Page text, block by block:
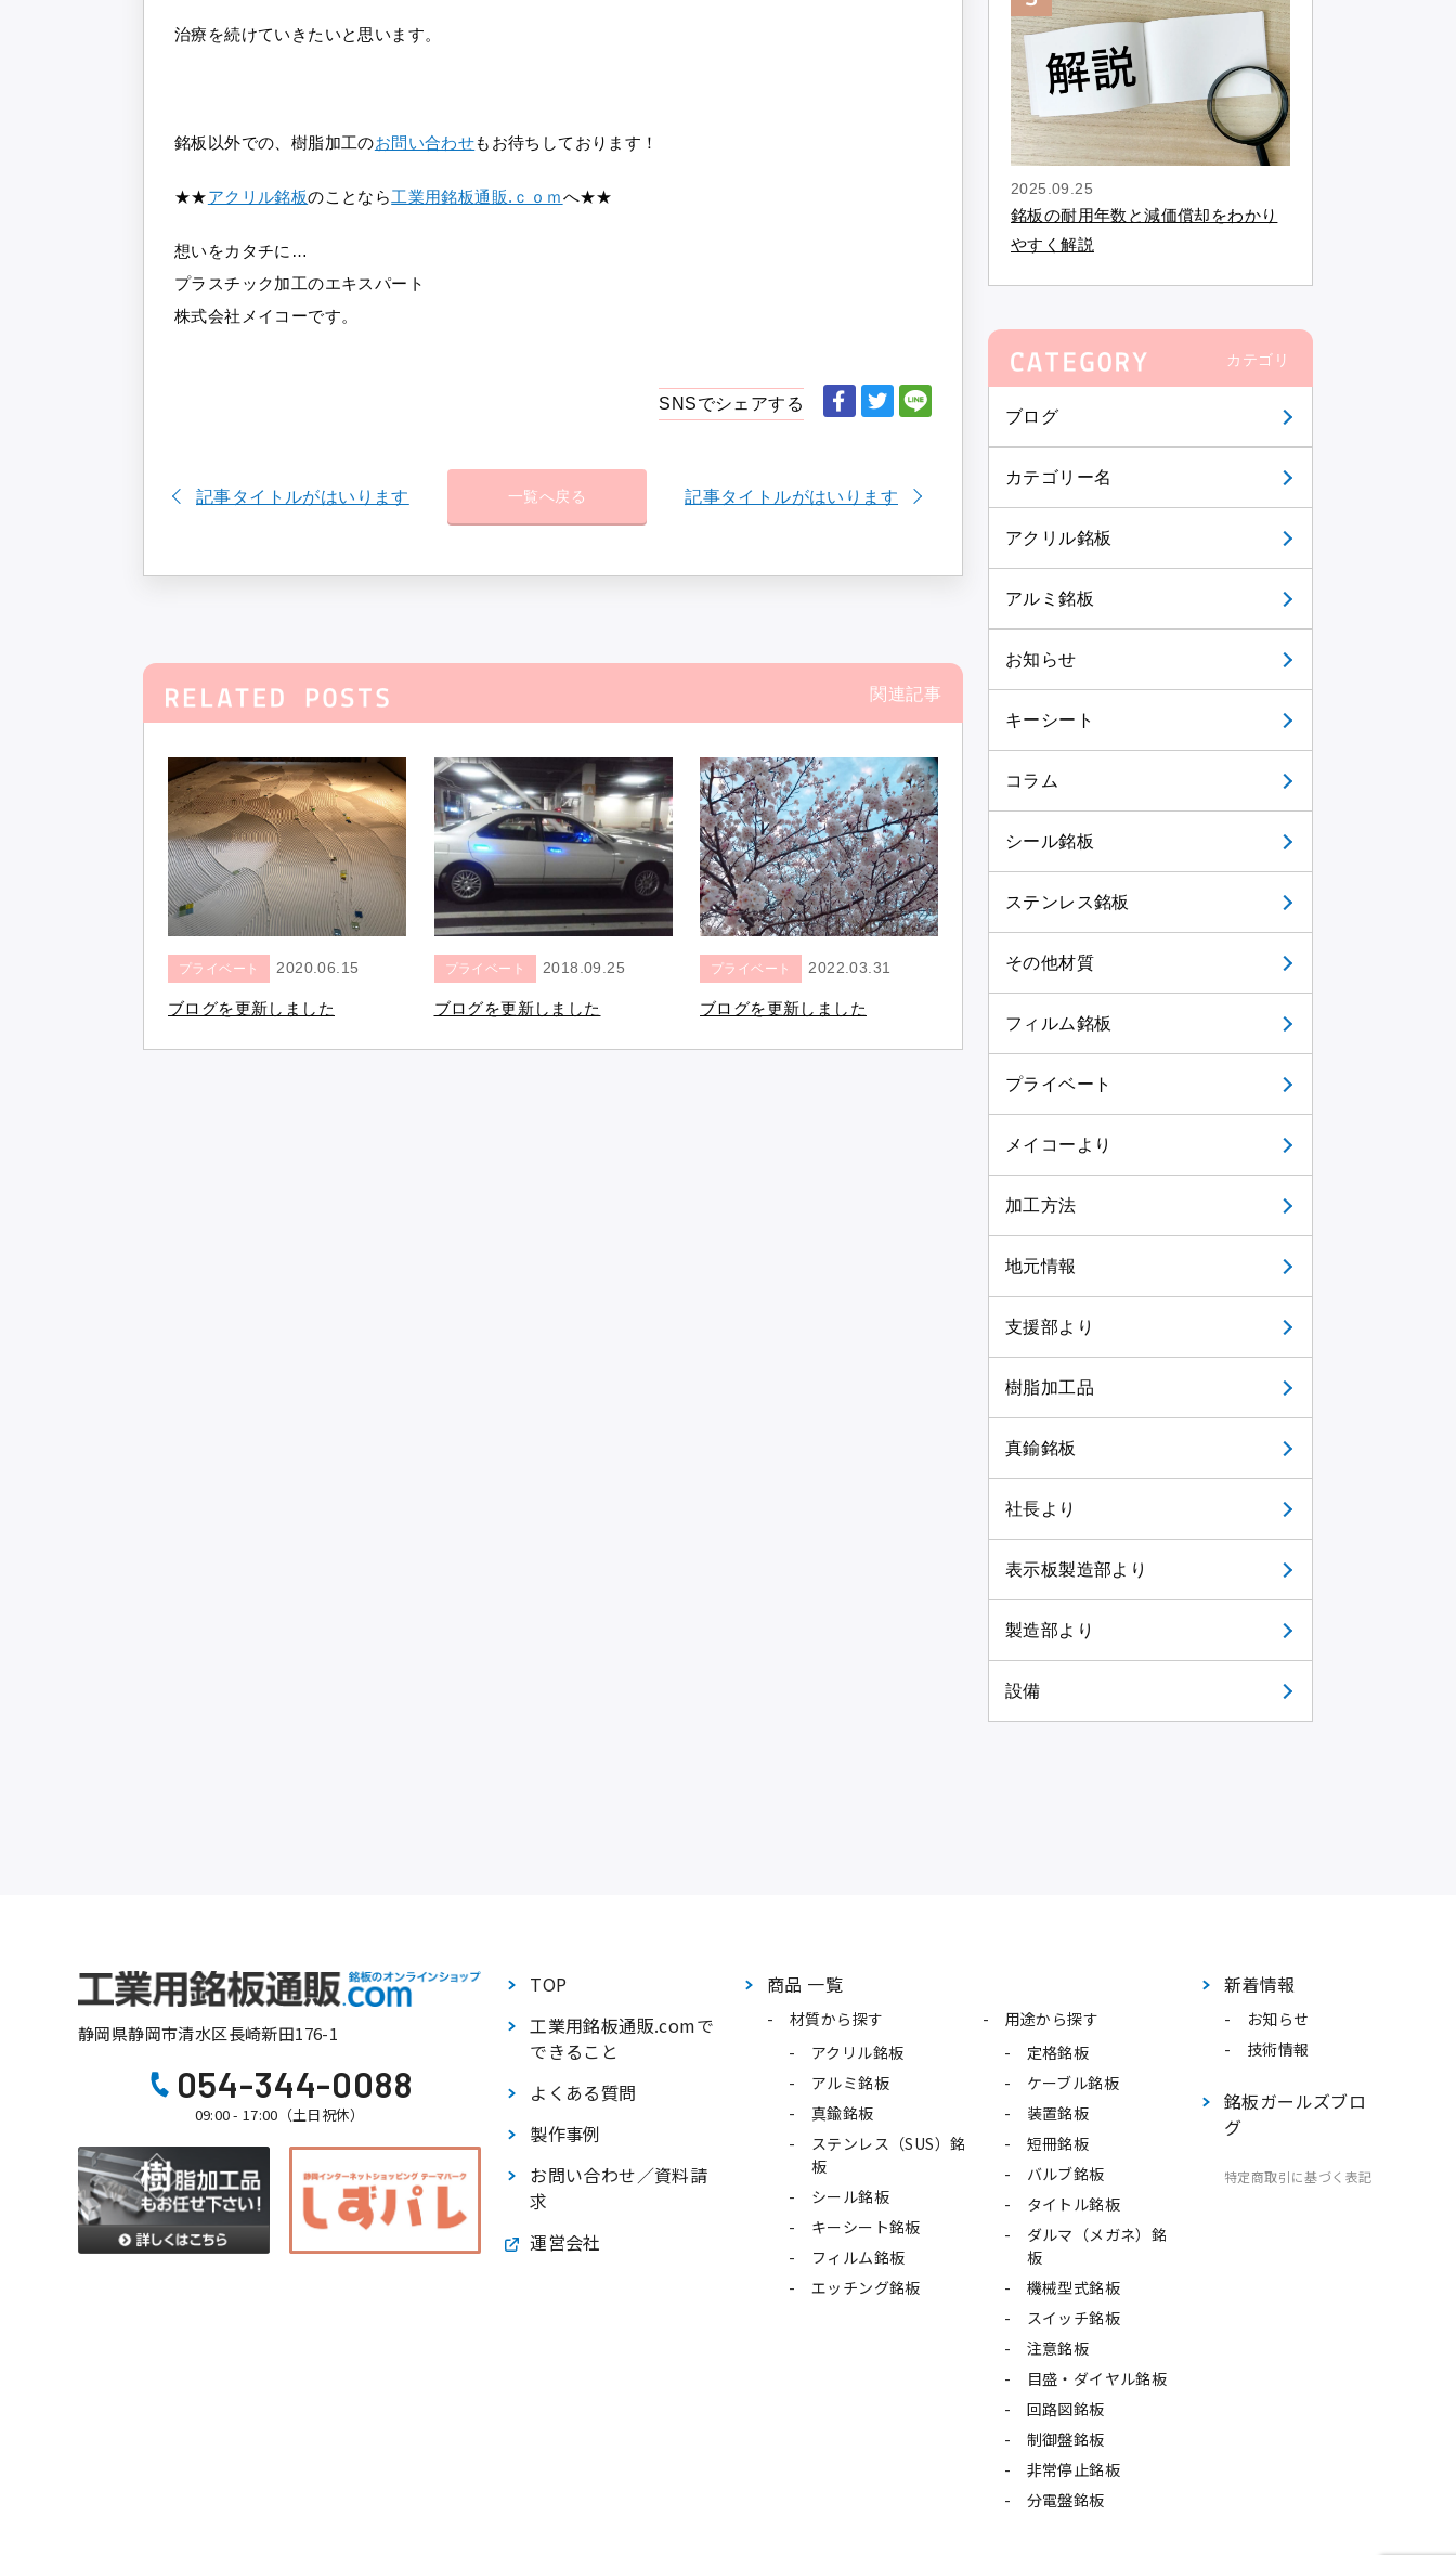
2025.09.25
銘板の耐用年数と減価償却をわかり
やすく解説
カテゴリ
ブログ
カテゴリー名
アクリル銘板
アルミ銘板
お知らせ
キーシート
コラム
シール銘板
ステンレス銘板
その他材質
フィルム銘板
プライベート
メイコーより
加工方法
地元情報
支援部より
樹脂加工品
真鍮銘板
社長より
表示板製造部より
製造部より
設備
治療を続けていきたいと思います。
銘板以外での、樹脂加工のお問い合わせもお待ちしております！
★★アクリル銘板のことなら工業用銘板通販.ｃｏｍへ★★
想いをカタチに…
プラスチック加工のエキスパート
株式会社メイコーです。
SNSでシェアする
記事タイトルがはいります 一覧へ戻る 記事タイトルがはいります
関連記事
プライベート 2020.06.15
ブログを更新しました
プライベート 2018.09.25
ブログを更新しました
プライベート 2022.03.31
ブログを更新しました
静岡県静岡市清水区長崎新田176-1
054-344-0088
09:00 - 17:00（土日祝休）
TOP
工業用銘板通販.comで
できること
よくある質問
製作事例
お問い合わせ／資料請
求
運営会社
商品 一覧
材質から探す
アクリル銘板
アルミ銘板
真鍮銘板
ステンレス（SUS）銘
板
シール銘板
キーシート銘板
フィルム銘板
エッチング銘板
用途から探す
定格銘板
ケーブル銘板
装置銘板
短冊銘板
バルブ銘板
タイトル銘板
ダルマ（メガネ）銘
板
機械型式銘板
スイッチ銘板
注意銘板
目盛・ダイヤル銘板
回路図銘板
制御盤銘板
非常停止銘板
分電盤銘板
新着情報
お知らせ
技術情報
銘板ガールズブロ
グ
特定商取引に基づく表記